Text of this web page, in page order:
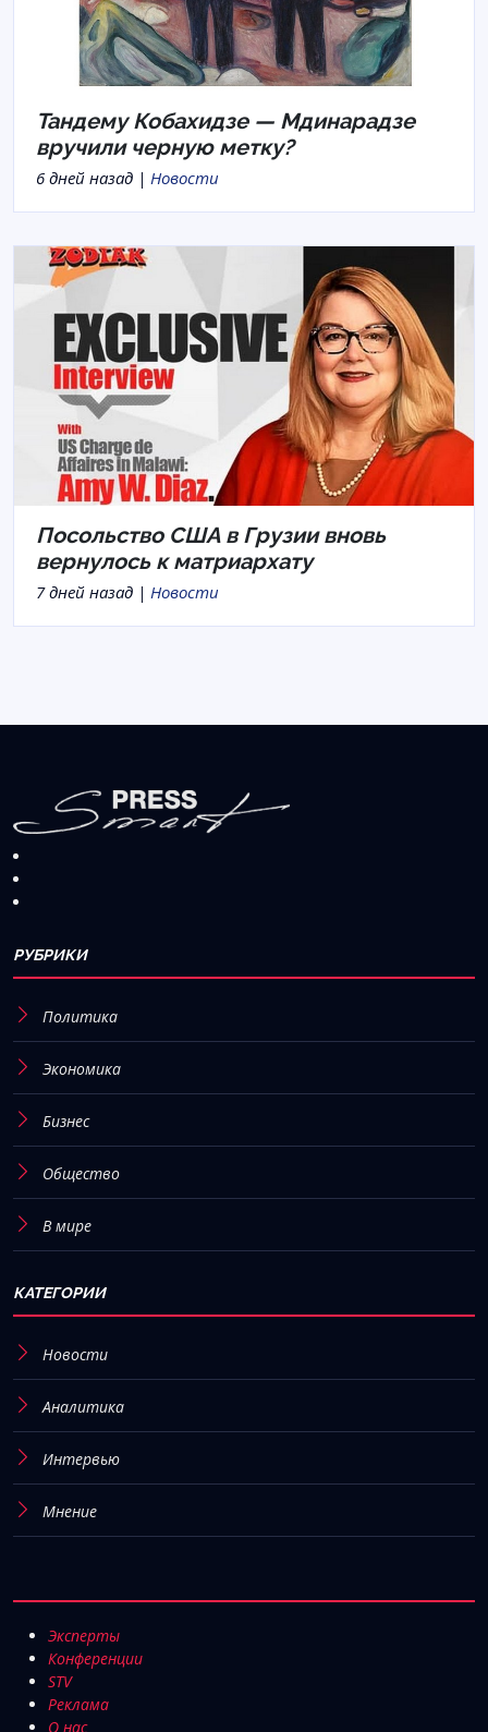
Тандему Кобахидзе — Мдинарадзе
вручили черную метку?
6 дней назад | Новости
Посольство США в Грузии вновь
вернулось к матриархату
7 дней назад | Новости
РУБРИКИ
Политика
Экономика
Бизнес
Общество
В мире
КАТЕГОРИИ
Новости
Аналитика
Интервью
Мнение
Эксперты
Конференции
STV
Реклама
О нас